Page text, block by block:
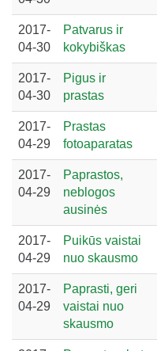
2017-
04-30
Patvarus ir
kokybiškas
2017-
04-30
Pigus ir
prastas
2017-
04-29
Prastas
fotoaparatas
2017-
04-29
Paprastos,
neblogos
ausinės
2017-
04-29
Puikūs vaistai
nuo skausmo
2017-
04-29
Paprasti, geri
vaistai nuo
skausmo